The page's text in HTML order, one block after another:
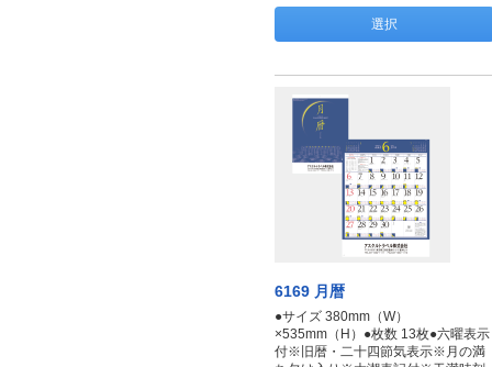
選択
6169 月暦
●サイズ 380mm（W）
×535mm（H）●枚数 13枚●六曜表示
付※旧暦・二十四節気表示※月の満